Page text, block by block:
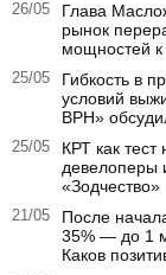
26/05
Глава
рынок
мощностей к
25/05
Гибкость в
условий
ВРН»
25/05
КРТ как
девелоперы
«Зодчество»
21/05
После
35% — до 1
Каков